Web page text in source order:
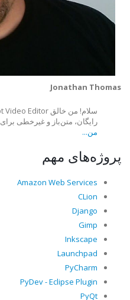
Jonathan Thomas
رایگان، متن‌باز و غیرخطی
من...
پروژه‌های مهم
Amazon Web Services
CLion
Django
Gimp
Inkscape
Launchpad
PyCharm
PyDev - Eclipse Plugin
PyQt